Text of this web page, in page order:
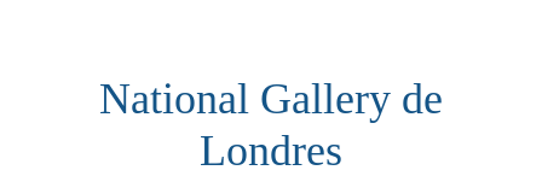
National Gallery de
Londres